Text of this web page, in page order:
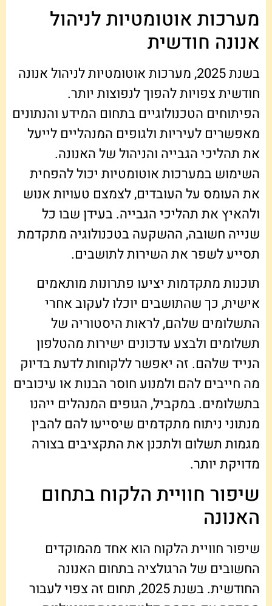
מערכות אוטומטיות לניהול
אנונה חודשית
בשנת 2025, מערכות אוטומטיות לניהול אנונה
חודשית צפויות להפוך לנפוצות יותר.
הפיתוחים הטכנולוגיים בתחום המידע והנתונים
מאפשרים לעיריות ולגופים המנהליים לייעל
את תהליכי הגבייה והניהול של האנונה.
השימוש במערכות אוטומטיות יכול להפחית
את העומס על העובדים, לצמצם טעויות אנוש
ולהאיץ את תהליכי הגבייה. בעידן שבו כל
שנייה חשובה, ההשקעה בטכנולוגיה מתקדמת
תסייע לשפר את השירות לתושבים.
תוכנות מתקדמות יציעו פתרונות מותאמים
אישית, כך שהתושבים יוכלו לעקוב אחרי
התשלומים שלהם, לראות היסטוריה של
תשלומים ולבצע עדכונים ישירות מהטלפון
הנייד שלהם. זה יאפשר ללקוחות לדעת בדיוק
מה חייבים להם ולמנוע חוסר הבנות או עיכובים
בתשלומים. במקביל, הגופים המנהלים ייהנו
מנתוני ניתוח מתקדמים שיסייעו להם להבין
מגמות תשלום ולתכנן את התקציבים בצורה
מדויקת יותר.
שיפור חוויית הלקוח בתחום
האנונה
שיפור חוויית הלקוח הוא אחד מהמוקדים
החשובים של הרגולציה בתחום האנונה
החודשית. בשנת 2025, תחום זה צפוי לעבור